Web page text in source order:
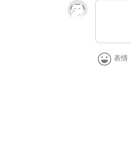
表情